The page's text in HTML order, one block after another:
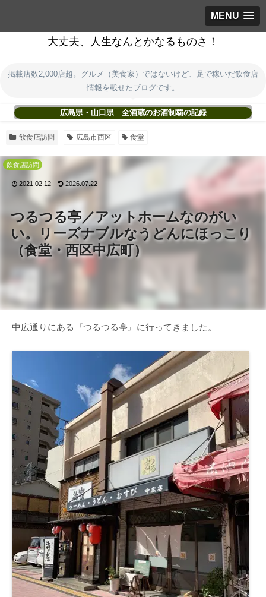
MENU
大丈夫、人生なんとかなるものさ！
掲載店数2,000店超。グルメ（美食家）ではないけど、足で稼いだ飲食店
情報を載せたブログです。
広島県・山口県 全酒蔵のお酒制覇の記録
飲食店訪問 広島市西区 食堂
つるつる亭／アットホームなのがい
い。リーズナブルなうどんにほっこり
（食堂・西区中広町）
飲食店訪問
2021.02.12 2026.07.22
中広通りにある『つるつる亭』に行ってきました。